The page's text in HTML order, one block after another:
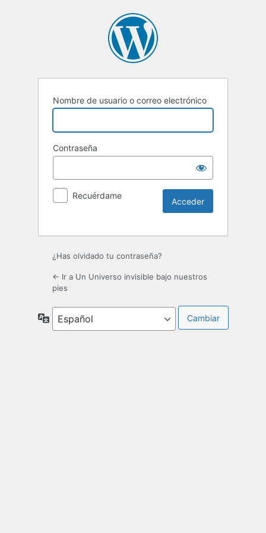
Nombre de usuario o correo electrónico
Contraseña
Recuérdame
¿Has olvidado tu contraseña?
← Ir a Un Universo invisible bajo nuestros
pies
Idioma